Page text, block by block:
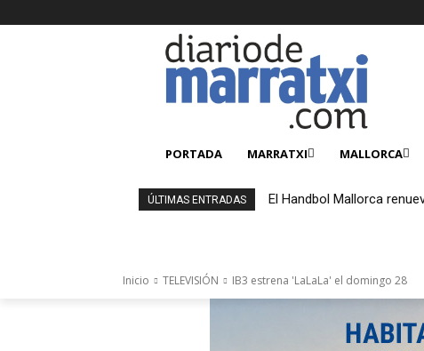
PORTADA MARRATXI MALLORCA
ÚLTIMAS ENTRADAS El Handbol Mallorca
Inicio TELEVISIÓN IB3 estrena 'LaLaLa' el domingo 28